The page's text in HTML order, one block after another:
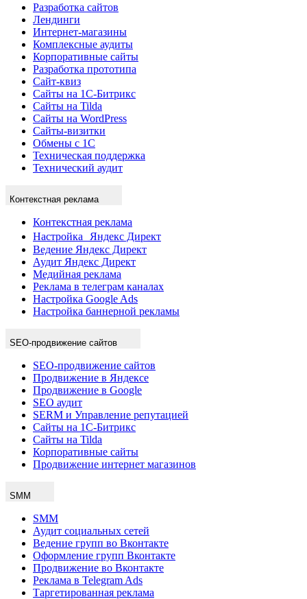
Разработка сайтов
Лендинги
Интернет-магазины
Комплексные аудиты
Корпоративные сайты
Разработка прототипа
Сайт-квиз
Сайты на 1С-Битрикс
Сайты на Tilda
Сайты на WordPress
Сайты-визитки
Обмены с 1С
Техническая поддержка
Технический аудит
Контекстная реклама
Контекстная реклама
Настройка Яндекс Директ
Ведение Яндекс Директ
Аудит Яндекс Директ
Медийная реклама
Реклама в телеграм каналах
Настройка Google Ads
Настройка баннерной рекламы
SEO-продвижение сайтов
SEO-продвижение сайтов
Продвижение в Яндексе
Продвижение в Google
SEO аудит
SERM и Управление репутацией
Сайты на 1С-Битрикс
Сайты на Tilda
Корпоративные сайты
Продвижение интернет магазинов
SMM
SMM
Аудит социальных сетей
Ведение групп во Вконтакте
Оформление групп Вконтакте
Продвижение во Вконтакте
Реклама в Telegram Ads
Таргетированная реклама